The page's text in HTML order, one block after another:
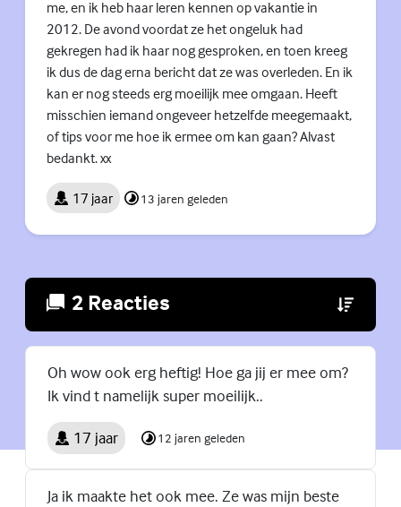
me, en ik heb haar leren kennen op vakantie in
2012. De avond voordat ze het ongeluk had
gekregen had ik haar nog gesproken, en toen kreeg
ik dus de dag erna bericht dat ze was overleden. En ik
kan er nog steeds erg moeilijk mee omgaan. Heeft
misschien iemand ongeveer hetzelfde meegemaakt,
of tips voor me hoe ik ermee om kan gaan? Alvast
bedankt. xx
17 jaar 13 jaren geleden
2 Reacties (Externe
Oh wow ook erg heftig! Hoe ga jij er mee om?
Ik vind t namelijk super moeilijk..
17 jaar 12 jaren geleden
Ja ik maakte het ook mee. Ze was mijn beste